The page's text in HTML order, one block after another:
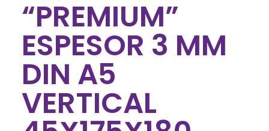
“PREMIUM”
ESPESOR 3 MM
DIN A5
VERTICAL